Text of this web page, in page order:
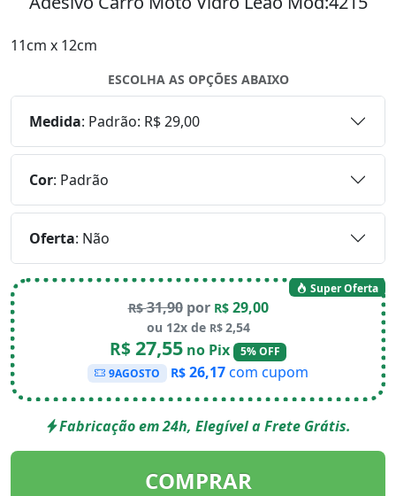
11cm x 12cm
ESCOLHA AS OPÇÕES ABAIXO
Medida: Padrão: R$ 29,00
Cor: Padrão
Oferta: Não
Super Oferta
R$31,90por R$ 29,00
ou 12x de R$2,54
R$27,55no Pix
5% OFF
9AGOSTO
R$ 26,17com cupom
Fabricação em 24h, Elegível a Frete Grátis.
COMPRAR